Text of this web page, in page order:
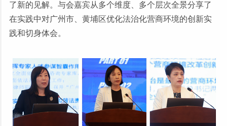
了新的见解。与会嘉宾从多个维度、多个层次全景分享了
在实践中对广州市、黄埔区优化法治化营商环境的创新实
践和切身体会。